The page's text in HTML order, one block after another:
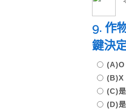
9. 作
鍵決
(C)
(D)